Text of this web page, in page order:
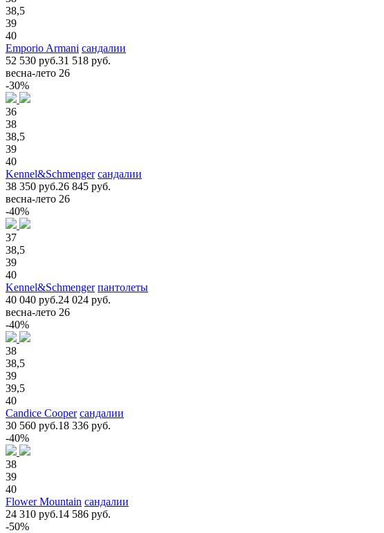
38,5
39
40
Emporio Armani сандалии
52 530 руб.31 518 руб.
весна-лето 26
-30%
36
38
38,5
39
40
Kennel&Schmenger сандалии
38 350 руб.26 845 руб.
весна-лето 26
-40%
37
38,5
39
40
Kennel&Schmenger пантолеты
40 040 руб.24 024 руб.
весна-лето 26
-40%
38
38,5
39
39,5
40
Candice Cooper сандалии
30 560 руб.18 336 руб.
-40%
38
39
40
Flower Mountain сандалии
24 310 руб.14 586 руб.
-50%